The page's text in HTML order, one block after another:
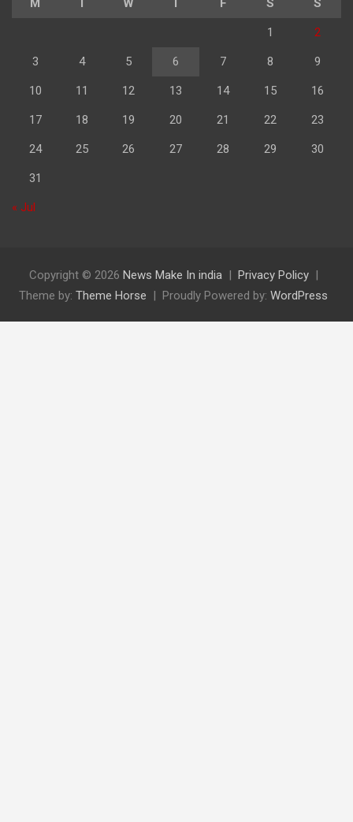
M T W T F S S
1 2
3 4 5 6 7 8 9
10 11 12 13 14 15 16
17 18 19 20 21 22 23
24 25 26 27 28 29 30
31
« Jul
Copyright © 2026 News Make In india
Privacy Policy
Theme by: Theme Horse Proudly Powered by: WordPress